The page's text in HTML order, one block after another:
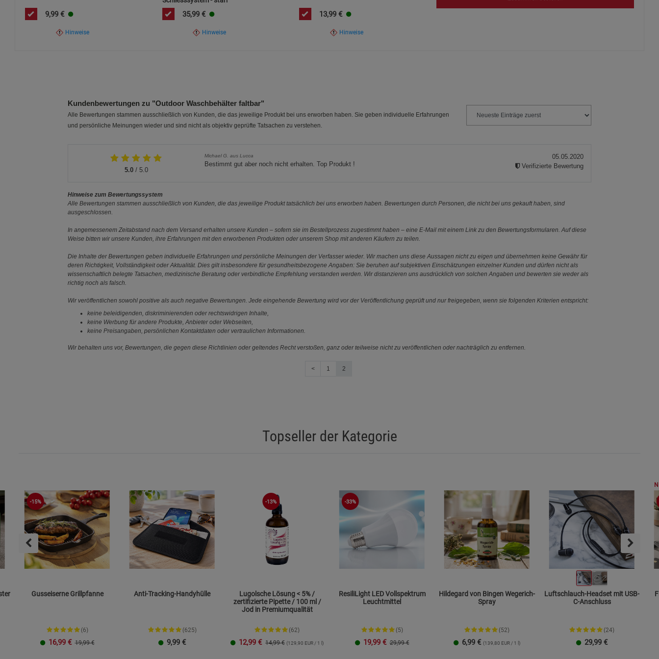
9,99 €
Hinweise
35,99 €
Hinweise
13,99 €
Hinweise
Kundenbewertungen zu "Outdoor Waschbehälter faltbar"
Alle Bewertungen stammen ausschließlich von Kunden, die das jeweilige Produkt bei uns erworben haben. Sie geben individuelle Erfahrungen
und persönliche Meinungen wieder und sind nicht als objektiv geprüfte Tatsachen zu verstehen.
5.0/ 5.0
Michael G. aus Lucca
Bestimmt gut aber noch nicht erhalten. Top Produkt !
05.05.2020
Verifizierte Bewertung
Hinweise zum Bewertungssystem
Alle Bewertungen stammen ausschließlich von Kunden, die das jeweilige Produkt tatsächlich bei uns erworben haben. Bewertungen durch Personen, die nicht bei uns gekauft haben, sind
ausgeschlossen.
In angemessenem Zeitabstand nach dem Versand erhalten unsere Kunden – sofern sie im Bestellprozess zugestimmt haben – eine E-Mail mit einem Link zu den Bewertungsformularen. Auf diese
Weise bitten wir unsere Kunden, ihre Erfahrungen mit den erworbenen Produkten oder unserem Shop mit anderen Käufern zu teilen.
Die Inhalte der Bewertungen geben individuelle Erfahrungen und persönliche Meinungen der Verfasser wieder. Wir machen uns diese Aussagen nicht zu eigen und übernehmen keine Gewähr für
deren Richtigkeit, Vollständigkeit oder Aktualität. Dies gilt insbesondere für gesundheitsbezogene Angaben: Sie beruhen auf subjektiven Einschätzungen einzelner Kunden und dürfen nicht als
wissenschaftlich belegte Tatsachen, medizinische Beratung oder verbindliche Empfehlung verstanden werden. Wir distanzieren uns ausdrücklich von solchen Angaben und bewerten sie weder als
richtig noch als falsch.
Wir veröffentlichen sowohl positive als auch negative Bewertungen. Jede eingehende Bewertung wird vor der Veröffentlichung geprüft und nur freigegeben, wenn sie folgenden Kriterien entspricht:
keine beleidigenden, diskriminierenden oder rechtswidrigen Inhalte,
keine Werbung für andere Produkte, Anbieter oder Webseiten,
keine Preisangaben, persönlichen Kontaktdaten oder vertraulichen Informationen.
Wir behalten uns vor, Bewertungen, die gegen diese Richtlinien oder geltendes Recht verstoßen, ganz oder teilweise nicht zu veröffentlichen oder nachträglich zu entfernen.
< 1 2
Topseller der Kategorie
-15%
Gusseiserne Grillpfanne
(6)
16,99 € 19,99 €
Anti-Tracking-Handyhülle
(625)
9,99 €
-13%
Lugolsche Lösung < 5% /
zertifizierte Pipette / 100 ml /
Jod in Premiumqualität
(62)
12,99 € 14,99 € (129,90 EUR / 1 l)
-33%
ResiliLight LED Vollspektrum
Leuchtmittel
(5)
19,99 € 29,99 €
Hildegard von Bingen Wegerich-
Spray
(52)
6,99 € (139,80 EUR / 1 l)
Luftschlauch-Headset mit USB-
C-Anschluss
(24)
29,99 €
Statistik Cookies (2) Statistik Cookies